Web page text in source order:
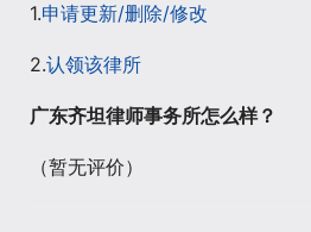
1.申请更新/删除/修改
2.认领该律所
广东齐坦律师事务所怎么样？
（暂无评价）